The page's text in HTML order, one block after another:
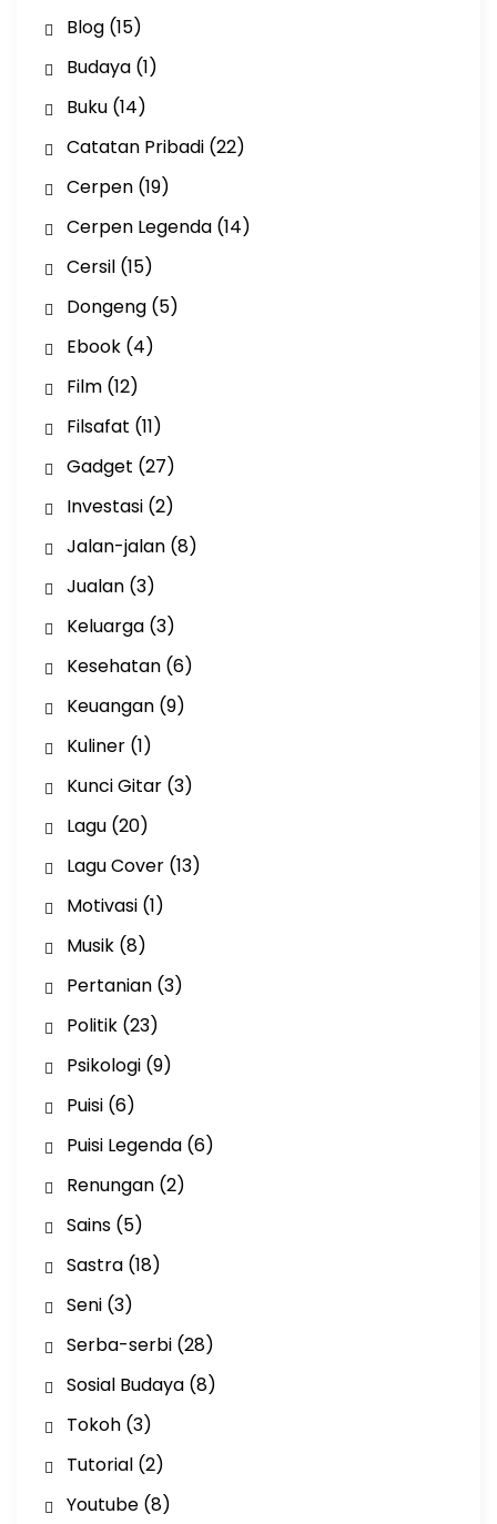
Blog(15)
Budaya(1)
Buku(14)
Catatan Pribadi(22)
Cerpen(19)
Cerpen Legenda(14)
Cersil(15)
Dongeng(5)
Ebook(4)
Film(12)
Filsafat (11)
Gadget (27)
Investasi(2)
Jalan-jalan(8)
Jualan(3)
Keluarga(3)
Kesehatan(6)
Keuangan(9)
Kuliner(1)
Kunci Gitar(3)
Lagu(20)
Lagu Cover(13)
Motivasi(1)
Musik(8)
Pertanian(3)
Politik(23)
Psikologi(9)
Puisi(6)
Puisi Legenda(6)
Renungan(2)
Sains(5)
Sastra(18)
Seni(3)
Serba-serbi(28)
Sosial Budaya(8)
Tokoh(3)
Tutorial(2)
Youtube(8)